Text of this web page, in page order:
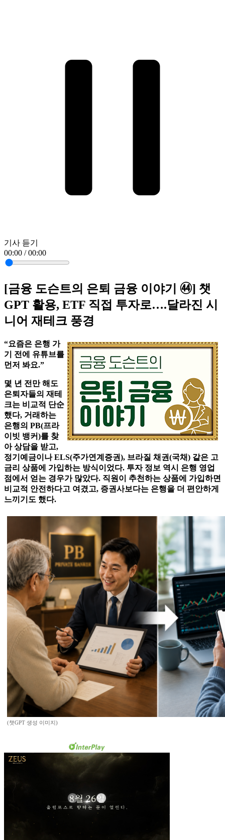
기사 듣기
00:00 / 00:00
[금융 도슨트의 은퇴 금융 이야기 ㊹] 챗
GPT 활용, ETF 직접 투자로….달라진 시
니어 재테크 풍경
“요즘은 은행 가
기 전에 유튜브를
먼저 봐요.”
몇 년 전만 해도
은퇴자들의 재테
크는 비교적 단순
했다, 거래하는
은행의 PB(프라
이빗 뱅커)를 찾
아 상담을 받고,
정기예금이나 ELS(주가연계증권), 브라질 채권(국채) 같은 고
금리 상품에 가입하는 방식이었다. 투자 정보 역시 은행 영업
점에서 얻는 경우가 많았다. 직원이 추천하는 상품에 가입하면
비교적 안전하다고 여겼고, 증권사보다는 은행을 더 편안하게
느끼기도 했다.
(챗GPT 생성 이미지)